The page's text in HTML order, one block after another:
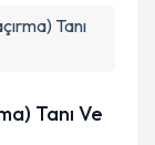
Tanı
Tanı Ve